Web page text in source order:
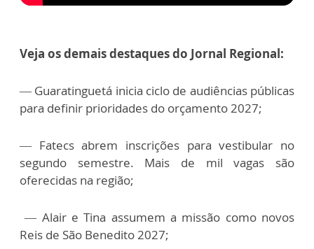
Veja os demais destaques do Jornal Regional:
— Guaratinguetá inicia ciclo de audiências públicas
para definir prioridades do orçamento 2027;
— Fatecs abrem inscrições para vestibular no
segundo semestre. Mais de mil vagas são
oferecidas na região;
— Alair e Tina assumem a missão como novos
Reis de São Benedito 2027;